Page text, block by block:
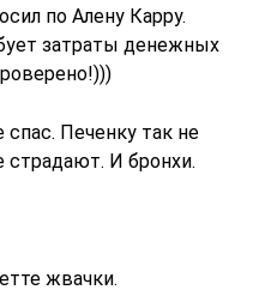
по Алену Карру.
затраты денежных
спас. Печенку так не
И бронхи.
жвачки.